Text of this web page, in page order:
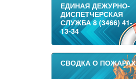
ЕДИНАЯ ДЕЖУРНО-
ДИСПЕТЧЕРСКАЯ
СЛУЖБА 8 (3466) 41-
13-34
СВОДКА О ПОЖАРАХ